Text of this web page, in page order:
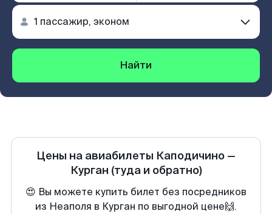
Найти
Цены на авиабилеты Каподичино —
Курган (туда и обратно)
😍 Вы можете купить билет без посредников
из Неаполя в Курган по выгодной цене🙌.